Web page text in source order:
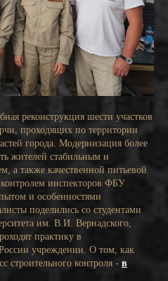
реконструкция шести участков
проходящих по территории
города. Модернизация более
жителей стабильным и
а также качественной питьевой
инспекторов ФБУ
и особенностями
поделились со студентами
им. В.И. Вернадского,
практику в
учреждении. О том, как
строительного контроля - в